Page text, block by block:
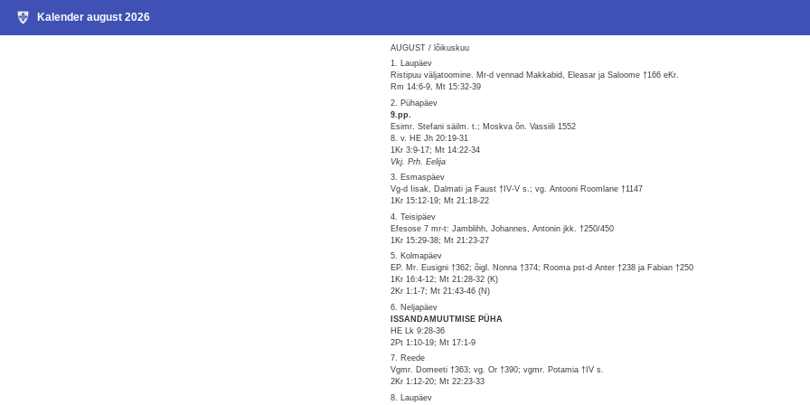
Kalender august 2026
AUGUST / lõikuskuu
1. Laupäev
Ristipuu väljatoomine. Mr-d vennad Makkabid, Eleasar ja Saloome †166 eKr.
Rm 14:6-9, Mt 15:32-39
2. Pühapäev
9.pp.
Esimr. Stefani säilm. t.; Moskva õn. Vassiili 1552
8. v. HE Jh 20:19-31
1Kr 3:9-17; Mt 14:22-34
Vkj. Prh. Eelija
3. Esmaspäev
Vg-d Iisak, Dalmati ja Faust †IV-V s.; vg. Antooni Roomlane †1147
1Kr 15:12-19; Mt 21:18-22
4. Teisipäev
Efesose 7 mr-t: Jamblihh, Johannes, Antonin jkk. †250/450
1Kr 15:29-38; Mt 21:23-27
5. Kolmapäev
EP. Mr. Eusigni †362; õigl. Nonna †374; Rooma pst-d Anter †238 ja Fabian †250
1Kr 16:4-12; Mt 21:28-32 (K)
2Kr 1:1-7; Mt 21:43-46 (N)
6. Neljapäev
ISSANDAMUUTMISE PÜHA
HE Lk 9:28-36
2Pt 1:10-19; Mt 17:1-9
7. Reede
Vgmr. Domeeti †363; vg. Or †390; vgmr. Potamia †IV s.
2Kr 1:12-20; Mt 22:23-33
8. Laupäev